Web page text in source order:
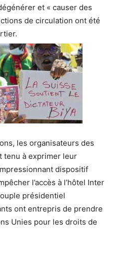
et « causer des
de circulation ont été
les organisateurs des
tenu à exprimer leur
dispositif
l’accès à l’hôtel Inter
présidentiel
ont entrepris de prendre
Unies pour les droits de